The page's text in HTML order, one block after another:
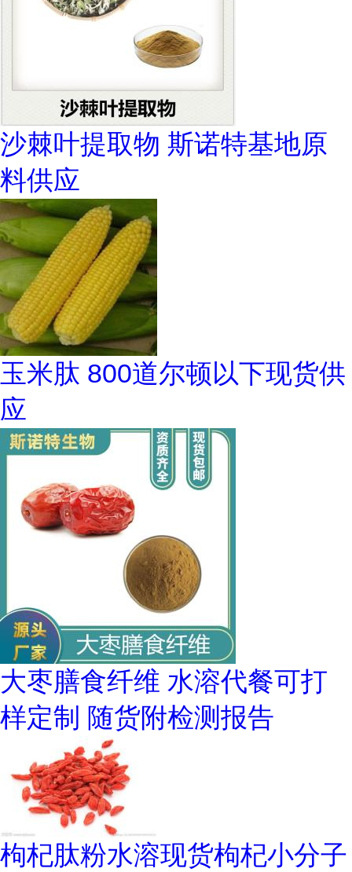
沙棘叶提取物 斯诺特基地原
料供应
玉米肽 800道尔顿以下现货供
应
大枣膳食纤维 水溶代餐可打
样定制 随货附检测报告
枸杞肽粉水溶现货枸杞小分子